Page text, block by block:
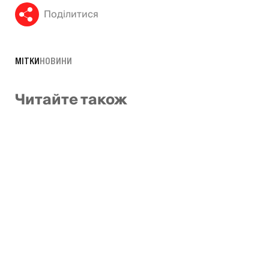
Поділитися
МІТКИНОВИНИ
Читайте також